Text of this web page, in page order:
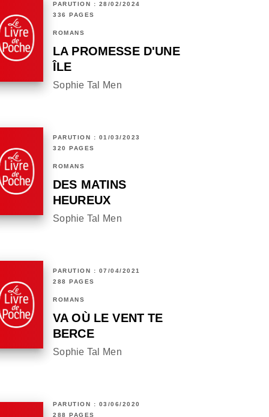
PARUTION : 28/02/2024
336 PAGES
ROMANS
LA PROMESSE D'UNE
ÎLE
Sophie Tal Men
PARUTION : 01/03/2023
320 PAGES
ROMANS
DES MATINS
HEUREUX
Sophie Tal Men
PARUTION : 07/04/2021
288 PAGES
ROMANS
VA OÙ LE VENT TE
BERCE
Sophie Tal Men
PARUTION : 03/06/2020
288 PAGES